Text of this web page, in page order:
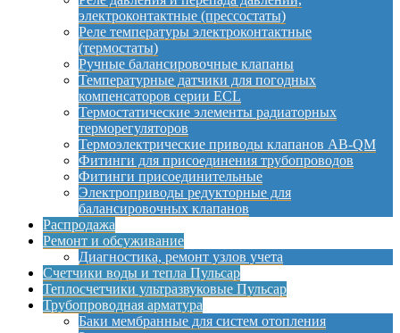
электроконтактные (прессостаты)
Реле температуры электроконтактные
(термостаты)
Ручные балансировочные клапаны
Температурные датчики для погодных
компенсаторов серии ECL
Термостатические элементы радиаторных
терморегуляторов
Термоэлектрические приводы клапанов AB-QM
Фитинги для присоединения трубопроводов
Фитинги присоединительные
Электроприводы редукторные для
балансировочных клапанов
Распродажа
Ремонт и обсуживание
Диагностика, ремонт узлов учета
Счетчики воды и тепла Пульсар
Теплосчетчики ультразвуковые Пульсар
Трубопроводная арматура
Баки мембранные для систем отопления